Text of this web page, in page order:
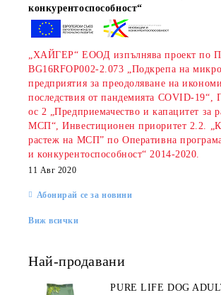
конкурентоспособност“
„ХАЙГЕР“ ЕООД изпълнява проект по
BG16RFOP002-2.073 „Подкрепа на
предприятия за преодоляване на
последствия от пандемията COVID-19“,
ос 2 „Предприемачество и капацитет за
МСП“, Инвестиционен приоритет 2.2.
растеж на МСП” по Оперативна
и конкурентоспособност“ 2014-2020.
11 Авг 2020
Абонирай се за новини
Виж всички
Най-продавани
PURE LIFE DOG